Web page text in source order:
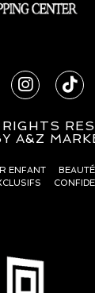
A&Z
ENFANT BEAUTÉ